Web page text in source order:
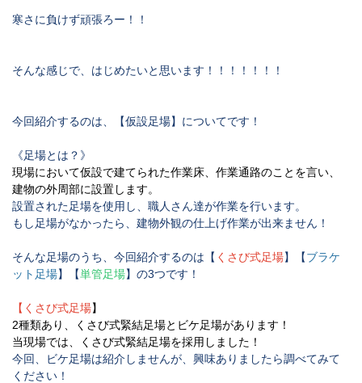
寒さに負けず頑張ろー！！
そんな感じで、 はじめたいと思います！！！！！！！
今回紹介するのは、 【仮設足場】 についてです！
《足場とは？》
現場において仮設で建てられた作業床 作業通路のことを言い、
建物の外周部に設置します。
設置された足場を使用し、職人さん達が作業を行います。
もし足場がなかったら、建物外観の仕上げ作業が出来ません！
そんな足場のうち、今回紹介するのは 【 くさび式足場】【ブラケ
ット足場】【単管足場】 の3つです！
【 くさび式足場】
2種類あり、
くさび式緊結足場と ビケ足場があります！
当現場では、
くさび式緊結足場を採用しました！
今回、ビケ足場は紹介しませんが、興味ありましたら調べてみて
ください！